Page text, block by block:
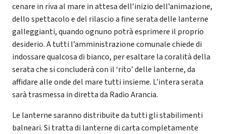
cenare in riva al mare in attesa dell’inizio dell’animazione,
dello spettacolo e del rilascio a fine serata delle lanterne
galleggianti, quando ognuno potrà esprimere il proprio
desiderio. A tutti l’amministrazione comunale chiede di
indossare qualcosa di bianco, per esaltare la coralità della
serata che si concluderà con il ‘rito’ delle lanterne, da
affidare alle onde del mare tutti insieme. L’intera serata
sarà trasmessa in diretta da Radio Arancia.
Le lanterne saranno distribuite da tutti gli stabilimenti
balneari. Si tratta di lanterne di carta completamente